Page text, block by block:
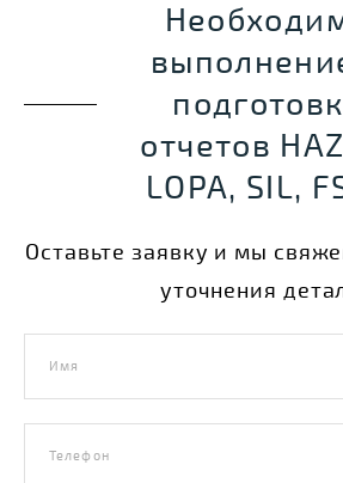
отчетов
LOPA, SIL,
Оставьте заявку и мы
уточнения
Имя
Телефон